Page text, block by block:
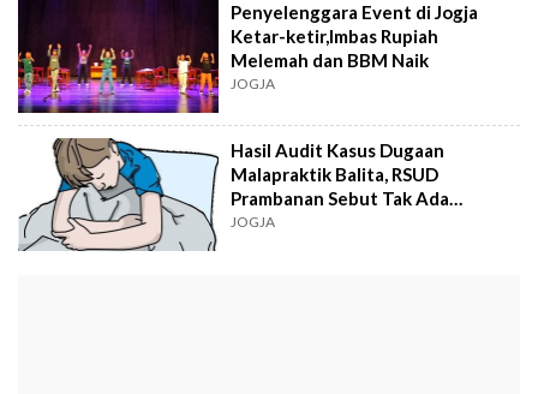
Penyelenggara Event di Jogja
Ketar-ketir,Imbas Rupiah
Melemah dan BBM Naik
JOGJA
Hasil Audit Kasus Dugaan
Malapraktik Balita, RSUD
Prambanan Sebut Tak Ada
Kelalaian Medis
JOGJA